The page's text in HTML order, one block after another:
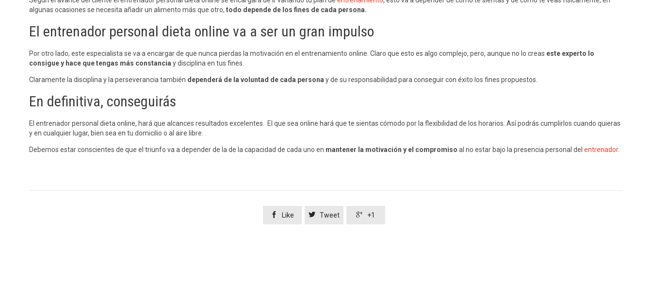
algunas ocasiones se necesita añadir un alimento más que otro, todo depende de los fines de cada persona.
El entrenador personal dieta online va a ser un gran impulso
Por otro lado, este especialista se va a encargar de que nunca pierdas la motivación en el entrenamiento online. Claro que esto es algo complejo, pero, aunque no lo creas este experto lo
consigue y hace que tengas más constancia y disciplina en tus fines.
Claramente la disciplina y la perseverancia también dependerá de la voluntad de cada persona y de su responsabilidad para conseguir con éxito los fines propuestos.
En definitiva, conseguirás
El entrenador personal dieta online, hará que alcances resultados excelentes. El que sea online hará que te sientas cómodo por la flexibilidad de los horarios. Así podrás cumplirlos cuando quieras
y en cualquier lugar, bien sea en tu domicilio o al aire libre.
Debemos estar conscientes de que el triunfo va a depender de la de la capacidad de cada uno en mantener la motivación y el compromiso al no estar bajo la presencia personal del entrenador.
 Like  Tweet  +1